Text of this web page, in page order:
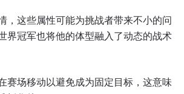
，这些属性可能为挑战者带来不小的问
界冠军也将他的体型融入了动态的战术
赛场移动以避免成为固定目标，这意味